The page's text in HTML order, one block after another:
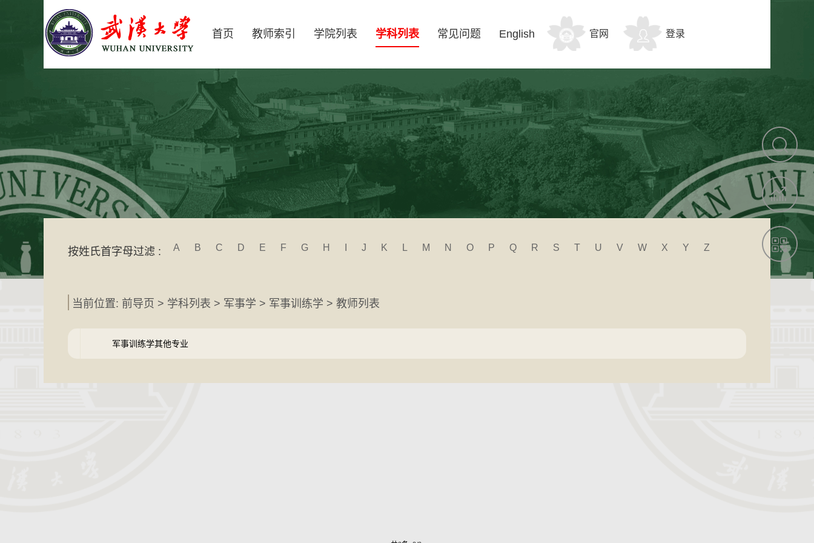
首页 教师索引 学院列表 学科列表 常见问题 English 官网 登录
按姓氏首字母过滤 : A B C D E F G H J K L M N O P Q R S T U V W X Y Z
当前位置: 前导页 > 学科列表 > 军事学 > 军事训练学 > 教师列表
军事训练学其他专业